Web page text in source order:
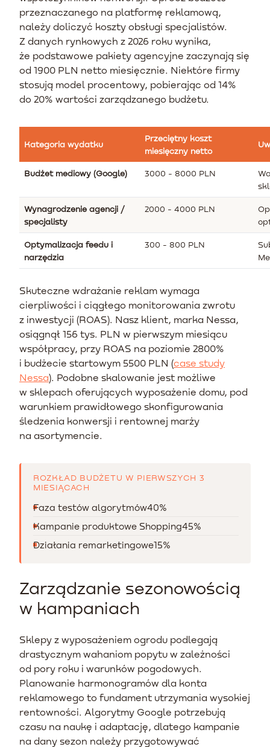
przeznaczanego na platformę reklamową,
należy doliczyć koszty obsługi specjalistów.
Z danych rynkowych z 2026 roku wynika,
że podstawowe pakiety agencyjne zaczynają się
od 1900 PLN netto miesięcznie. Niektóre firmy
stosują model procentowy, pobierając od 14%
do 20% wartości zarządzanego budżetu.
Kategoria wydatku
Przeciętny koszt
miesięczny netto
Budżet mediowy (Google) 3000 - 8000 PLN
Wynagrodzenie agencji /
specjalisty
2000 - 4000 PLN
Optymalizacja feedu i
narzędzia
300 - 800 PLN
Skuteczne wdrażanie reklam wymaga
cierpliwości i ciągłego monitorowania zwrotu
z inwestycji (ROAS). Nasz klient, marka Nessa,
osiągnął 156 tys. PLN w pierwszym miesiącu
współpracy, przy ROAS na poziomie 2800%
i budżecie startowym 5500 PLN (case study
Nessa). Podobne skalowanie jest możliwe
w sklepach oferujących wyposażenie domu, pod
warunkiem prawidłowego skonfigurowania
śledzenia konwersji i rentownej marży
na asortymencie.
ROZKŁAD BUDŻETU W PIERWSZYCH 3
MIESIĄCACH
Faza testów algorytmów40%
Kampanie produktowe Shopping45%
Działania remarketingowe15%
Zarządzanie sezonowością
w kampaniach
Sklepy z wyposażeniem ogrodu podlegają
drastycznym wahaniom popytu w zależności
od pory roku i warunków pogodowych.
Planowanie harmonogramów dla konta
reklamowego to fundament utrzymania wysokiej
rentowności. Algorytmy Google potrzebują
czasu na naukę i adaptację, dlatego kampanie
na dany sezon należy przygotowywać